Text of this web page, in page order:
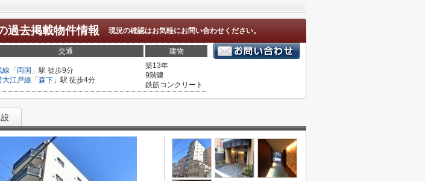
過去掲載物件情報 現況の確認はお気軽にお問い合わせください。
交通 建物
線 「 両国 」駅 徒歩9分
大江戸線 「 森下 」駅 徒歩4分
築13年
9階建
鉄筋コンクリート